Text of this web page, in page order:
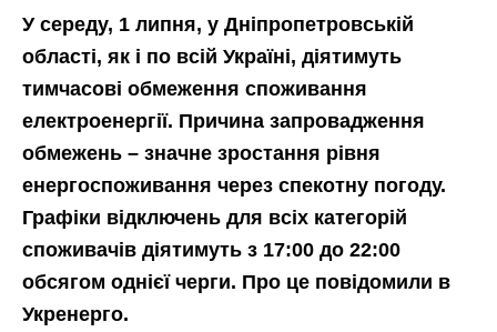
У середу, 1 липня, у Дніпропетровській
області, як і по всій Україні, діятимуть
тимчасові обмеження споживання
електроенергії. Причина запровадження
обмежень – значне зростання рівня
енергоспоживання через спекотну погоду.
Графіки відключень для всіх категорій
споживачів діятимуть з 17:00 до 22:00
обсягом однієї черги. Про це повідомили в
Укренерго.